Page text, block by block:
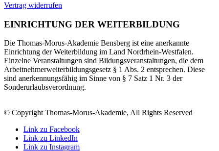
Vertrag widerrufen
EINRICHTUNG DER WEITERBILDUNG
Die Thomas-Morus-Akademie Bensberg ist eine anerkannte
Einrichtung der Weiterbildung im Land Nordrhein-Westfalen.
Einzelne Veranstaltungen sind Bildungsveranstaltungen, die dem
Arbeitnehmerweiterbildungsgesetz § 1 Abs. 2 entsprechen. Diese
sind anerkennungsfähig im Sinne von § 7 Satz 1 Nr. 3 der
Sonderurlaubsverordnung.
© Copyright Thomas-Morus-Akademie, All Rights Reserved
Link zu Facebook
Link zu LinkedIn
Link zu Instagram